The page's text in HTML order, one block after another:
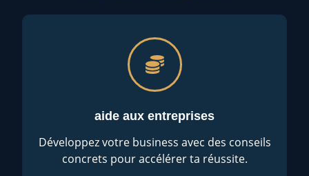
aide aux entreprises
Développez votre business avec des conseils
concrets pour accélérer ta réussite.